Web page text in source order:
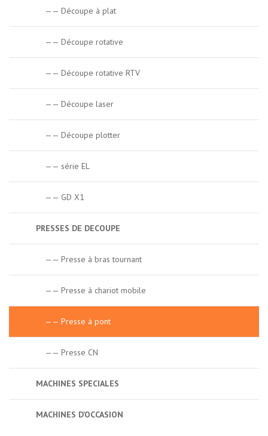
—— Découpe à plat
—— Découpe rotative
—— Découpe rotative RTV
—— Découpe laser
—— Découpe plotter
—— série EL
—— GD X1
PRESSES DE DECOUPE
—— Presse à bras tournant
—— Presse à chariot mobile
—— Presse à pont
—— Presse CN
MACHINES SPECIALES
MACHINES D’OCCASION